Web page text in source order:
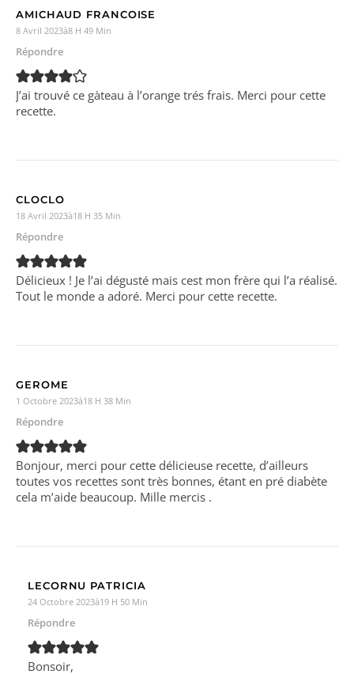
AMICHAUD FRANCOISE
8 Avril 2023à8 H 49 Min
Répondre
J’ai trouvé ce gàteau à l’orange trés frais. Merci pour cette
recette.
CLOCLO
18 Avril 2023à18 H 35 Min
Répondre
Délicieux ! Je l’ai dégusté mais cest mon frère qui l’a réalisé.
Tout le monde a adoré. Merci pour cette recette.
GEROME
1 Octobre 2023à18 H 38 Min
Répondre
Bonjour, merci pour cette délicieuse recette, d’ailleurs
toutes vos recettes sont très bonnes, étant en pré diabète
cela m’aide beaucoup. Mille mercis .
LECORNU PATRICIA
24 Octobre 2023à19 H 50 Min
Répondre
Bonsoir,